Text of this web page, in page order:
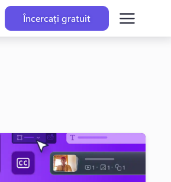
Încercați gratuit